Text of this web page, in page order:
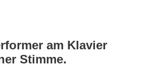
am Klavier
Stimme.